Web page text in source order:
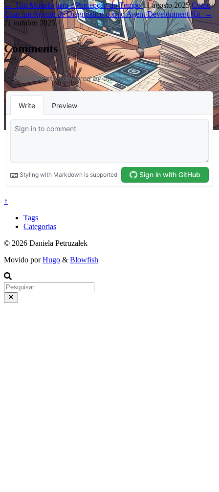
← Um Modelo para a Percepção do Tempo11 agosto 2025 Como
Criar um Agente de Diagnóstico com o Agent Development Kit
→
21 outubro 2025
Comments
↑
Tags
Categorias
© 2026 Daniela Petruzalek
Movido porHugo & Blowfish